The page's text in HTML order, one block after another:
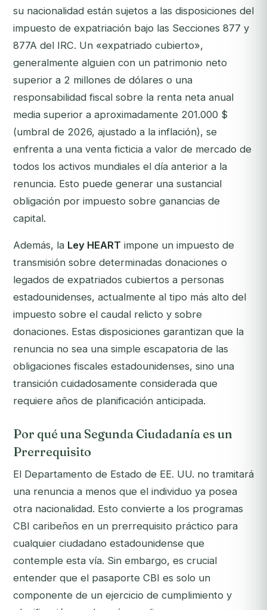
su nacionalidad están sujetos a las disposiciones del
impuesto de expatriación bajo las Secciones 877 y
877A del IRC. Un «expatriado cubierto»,
generalmente alguien con un patrimonio neto
superior a 2 millones de dólares o una
responsabilidad fiscal sobre la renta neta anual
media superior a aproximadamente 201.000 $
(umbral de 2026, ajustado a la inflación), se
enfrenta a una venta ficticia a valor de mercado de
todos los activos mundiales el día anterior a la
renuncia. Esto puede generar una sustancial
obligación por impuesto sobre ganancias de
capital.
Además, la Ley HEART impone un impuesto de
transmisión sobre determinadas donaciones o
legados de expatriados cubiertos a personas
estadounidenses, actualmente al tipo más alto del
impuesto sobre el caudal relicto y sobre
donaciones. Estas disposiciones garantizan que la
renuncia no sea una simple escapatoria de las
obligaciones fiscales estadounidenses, sino una
transición cuidadosamente considerada que
requiere años de planificación anticipada.
Por qué una Segunda Ciudadanía es un
Prerrequisito
El Departamento de Estado de EE. UU. no tramitará
una renuncia a menos que el individuo ya posea
otra nacionalidad. Esto convierte a los programas
CBI caribeños en un prerrequisito práctico para
cualquier ciudadano estadounidense que
contemple esta vía. Sin embargo, es crucial
entender que el pasaporte CBI es solo un
componente de un ejercicio de cumplimiento y